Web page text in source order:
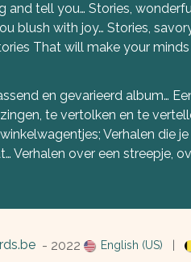
and tell you… Stories,
blush with joy… Stories,
That will make your
en gevarieerd album…
te vertolken en te
Verhalen die
Verhalen over een streepje,
- 2022 English (US)